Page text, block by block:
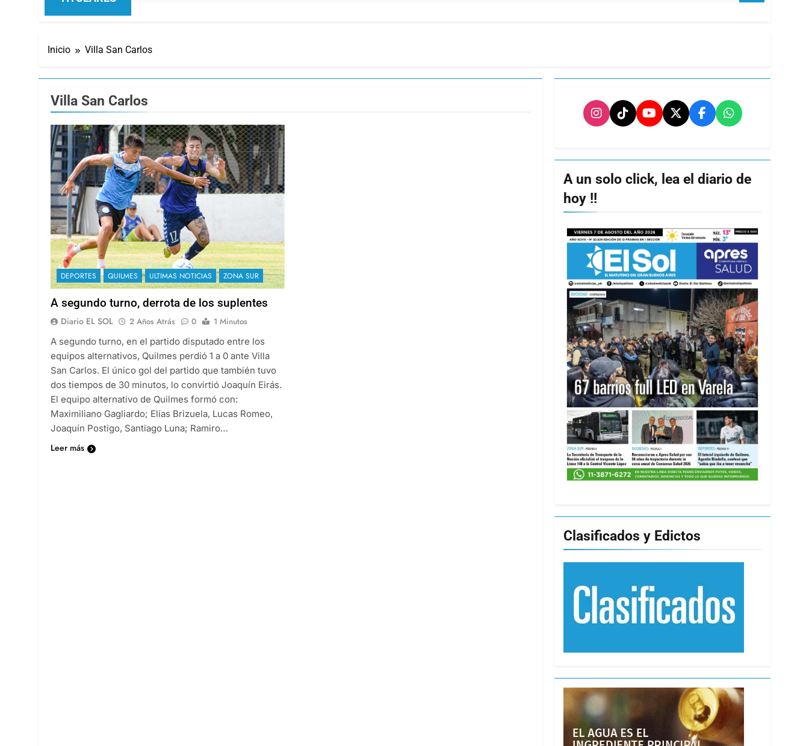
Inicio Villa San Carlos
Villa San Carlos
DEPORTES QUILMES ULTIMAS NOTICIAS ZONA SUR
A segundo turno, derrota de los suplentes
Diario EL SOL 2 Años Atrás 0
1 Minutos
A segundo turno, en el partido disputado entre los
equipos alternativos, Quilmes perdió 1 a 0 ante Villa
San Carlos. El único gol del partido que también tuvo
dos tiempos de 30 minutos, lo convirtió Joaquín Eirás.
El equipo alternativo de Quilmes formó con:
Maximiliano Gagliardo; Elías Brizuela, Lucas Romeo,
Joaquín Postigo, Santiago Luna; Ramiro…
Leer más
A un solo click, lea el diario de
hoy !!
Clasificados y Edictos